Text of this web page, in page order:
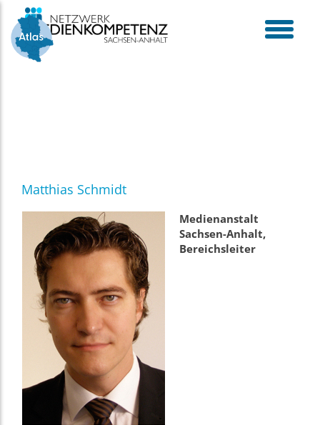
toggle
menu
Skip
content
Matthias Schmidt
Medienanstalt
Sachsen-Anhalt,
Bereichsleiter